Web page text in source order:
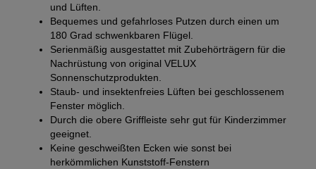
und Lüften.
Bequemes und gefahrloses Putzen durch einen um
180 Grad schwenkbaren Flügel.
Serienmäßig ausgestattet mit Zubehörträgern für die
Nachrüstung von original VELUX
Sonnenschutzprodukten.
Staub- und insektenfreies Lüften bei geschlossenem
Fenster möglich.
Durch die obere Griffleiste sehr gut für Kinderzimmer
geeignet.
Keine geschweißten Ecken wie sonst bei
herkömmlichen Kunststoff-Fenstern